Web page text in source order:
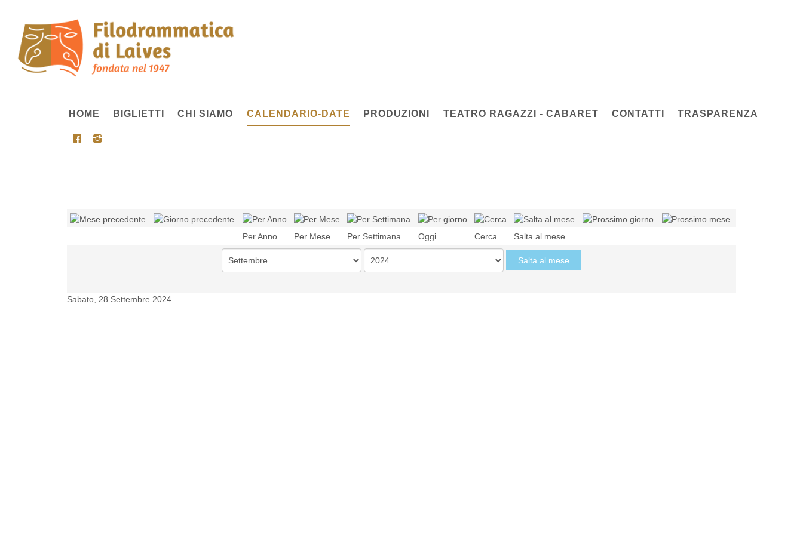
HOME BIGLIETTI CHI SIAMO CALENDARIO-DATE PRODUZIONI TEATRO RAGAZZI - CABARET CONTATTI TRASPARENZA
Per Anno Per Mese Per Settimana Oggi Cerca Salta al mese
Salta al mese
Sabato, 28 Settembre 2024